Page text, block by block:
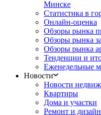
Минске
Статистика в
Онлайн-оценка
Обзоры рынка
Обзоры рынка
Обзоры рынка
Тенденции и
Еженедельные
Новости
Новости
Квартиры
Дома и участки
Ремонт и дизайн